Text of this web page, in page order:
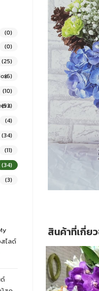
สินค้าที่เกี่ย
(0)
(0)
(25)
(6)
(10)
(52)
(4)
(34)
(11)
(34)
(3)
สไลด์
ด์